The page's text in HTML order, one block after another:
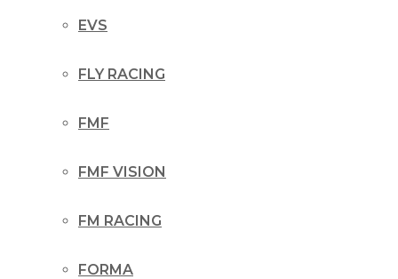
EVS
FLY RACING
FMF
FMF VISION
FM RACING
FORMA